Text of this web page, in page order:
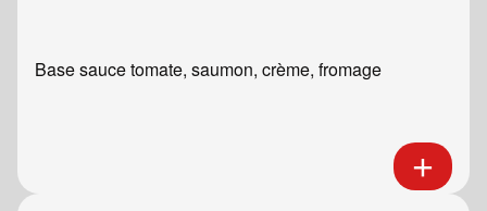
Base sauce tomate, saumon, crème, fromage